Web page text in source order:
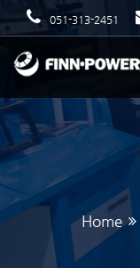
051-313-2451
Home